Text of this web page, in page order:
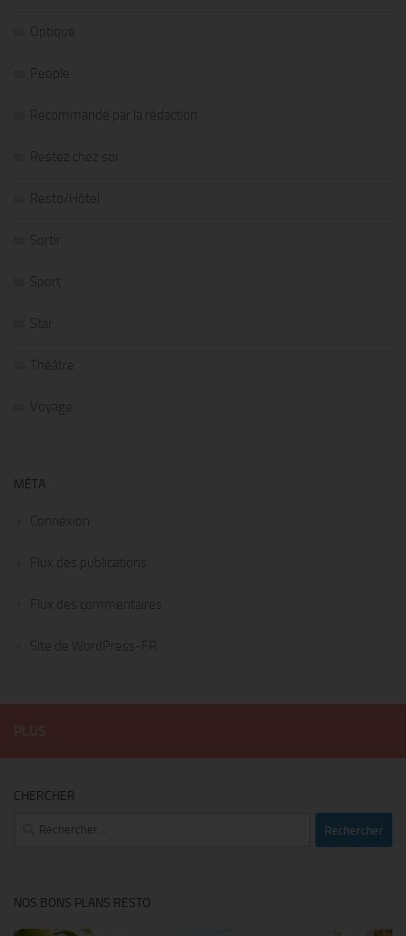
Optique
People
Recommandé par la rédaction
Restez chez soi
Resto/Hôtel
Sortir
Sport
Star
Théâtre
Voyage
MÉTA
Connexion
Flux des publications
Flux des commentaires
Site de WordPress-FR
CHERCHER
Rechercher :
NOS BONS PLANS RESTO